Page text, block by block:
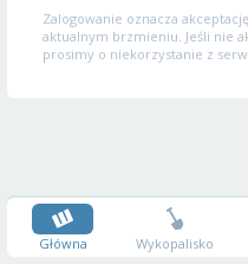
Zalogowanie oznacza akceptację
aktualnym brzmieniu. Jeśli nie
prosimy o niekorzystanie z
Główna Wykopalisko